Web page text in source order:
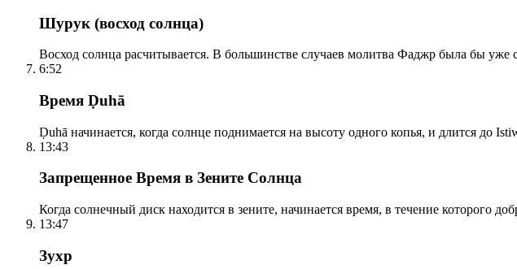
Шурук (восход солнца)
Восход солнца расчитывается. В большинстве случаев молитва Фаджр была бы уже
6:52
Время Ḍuhā
Ḍuhā начинается, когда солнце поднимается на высоту одного копья, и длится до
13:43
Запрещенное Время в Зените Солнца
Когда солнечный диск находится в зените, начинается время, в течение которого
13:47
Зухр